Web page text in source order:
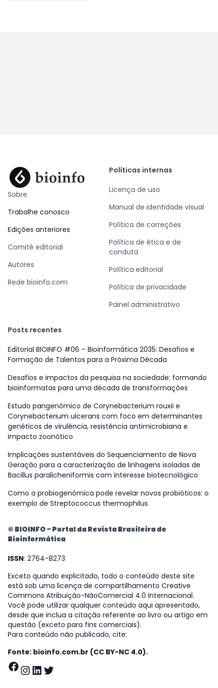
Sobre
Trabalhe conosco
Edições anteriores
Comitê editorial
Autores
Rede bioinfo.com
Políticas internas
Licença de uso
Manual de identidade visual
Política de correções
Política de ética e de
conduta
Política editorial
Política de privacidade
Painel administrativo
Posts recentes
Editorial BIOINFO #06 – Bioinformática 2035: Desafios e
Formação de Talentos para a Próxima Década
Desafios e impactos da pesquisa na sociedade: formando
bioinformatas para uma década de transformações
Estudo pangenômico de Corynebacterium rouxii e
Corynebacterium ulcerans com foco em determinantes
genéticos de virulência, resistência antimicrobiana e
impacto zoonótico
Implicações sustentáveis do Sequenciamento de Nova
Geração para a caracterização de linhagens isoladas de
Bacillus paralicheniformis com interesse biotecnológico
Como a probiogenômica pode revelar novos probióticos: o
exemplo de Streptococcus thermophilus
© BIOINFO - Portal da Revista Brasileira de
Bioinformática
ISSN: 2764-8273
Exceto quando explicitado, todo o conteúdo deste site
está sob uma licença de compartilhamento Creative
Commons Atribuição-NãoComercial 4.0 Internacional.
Você pode utilizar qualquer conteúdo aqui apresentado,
desde que inclua a citação referente ao livro ou artigo em
questão (exceto para fins comerciais).
Para conteúdo não publicado, cite:
Fonte: bioinfo.com.br (CC BY-NC 4.0).
Facebook
Instagram
LinkedIn
Twitter